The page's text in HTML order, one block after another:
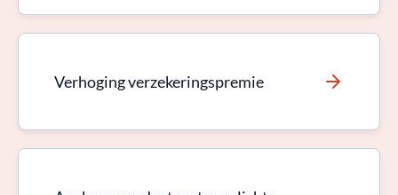
Verhoging verzekeringspremie